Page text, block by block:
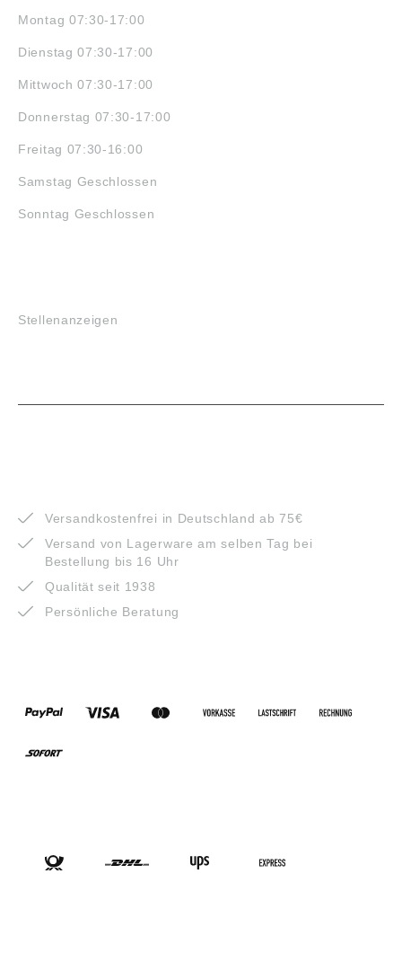
Montag 07:30-17:00
Dienstag 07:30-17:00
Mittwoch 07:30-17:00
Donnerstag 07:30-17:00
Freitag 07:30-16:00
Samstag Geschlossen
Sonntag Geschlossen
Stellenanzeigen
Versandkostenfrei in Deutschland ab 75€
Versand von Lagerware am selben Tag bei
Bestellung bis 16 Uhr
Qualität seit 1938
Persönliche Beratung